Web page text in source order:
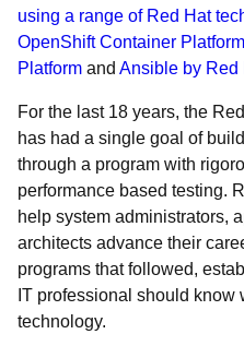
using a range of Red Hat
OpenShift Container Platform
Platform and Ansible by Red
For the last 18 years, the
has had a single goal of
through a program with
performance based testing.
help system administrators,
architects advance their
programs that followed,
IT professional should know
technology.